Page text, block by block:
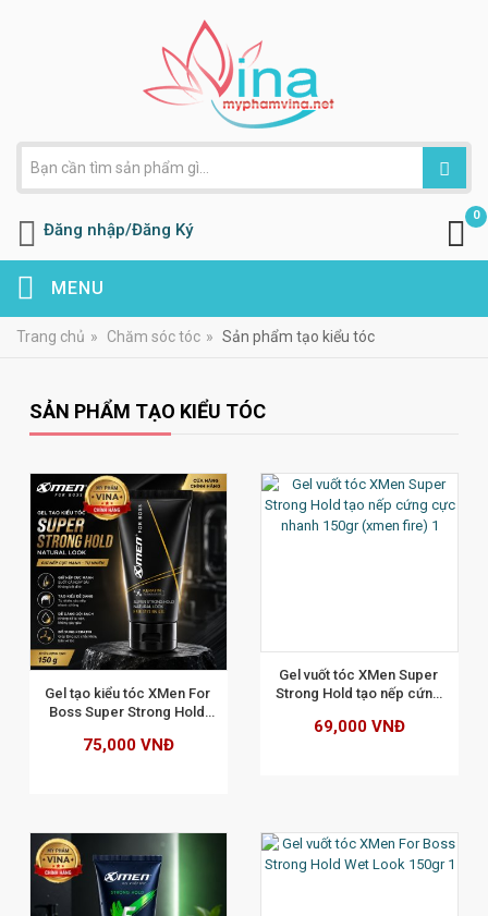
Đăng nhập/Đăng Ký
0
MENU
Trang chủ » Chăm sóc tóc » Sản phẩm tạo kiểu tóc
SẢN PHẨM TẠO KIỂU TÓC
Gel tạo kiểu tóc XMen For
Boss Super Strong Hold
75,000 VNĐ
XEM CHI TIẾT
Gel vuốt tóc XMen Super
Strong Hold tạo nếp cứng
fire)
69,000 VNĐ